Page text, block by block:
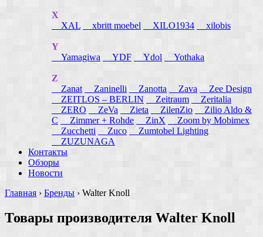
X
XAL
xbritt moebel XILO1934 xilobis
Y
Yamagiwa
YDF Ydol Yothaka
Z
Zanat
Zaninelli Zanotta Zava
Zee Design
ZEITLOS – BERLIN
Zeitraum
Zeritalia
ZERO
ZeVa Zieta ZilenZio
Zilio Aldo &
C
Zimmer + Rohde ZinX
Zoom by Mobimex
Zucchetti
Zuco
Zumtobel Lighting
ZUZUNAGA
Контакты
Обзоры
Новости
Главная › Бренды › Walter Knoll
Товары производителя Walter Knoll